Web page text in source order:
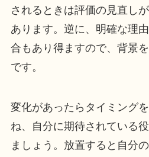
されるときは評価の見直し
あります。逆に、明確な理
合もあり得ますので、背景
です。
変化があったらタイミング
ね、自分に期待されている
ましょう。放置すると自分